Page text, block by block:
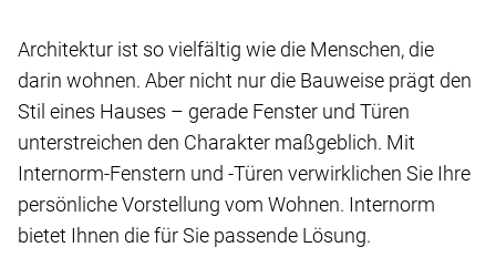
Architektur ist so vielfältig wie die Menschen, die
darin wohnen. Aber nicht nur die Bauweise prägt den
Stil eines Hauses – gerade Fenster und Türen
unterstreichen den Charakter maßgeblich. Mit
Internorm-Fenstern und -Türen verwirklichen Sie Ihre
persönliche Vorstellung vom Wohnen. Internorm
bietet Ihnen die für Sie passende Lösung.